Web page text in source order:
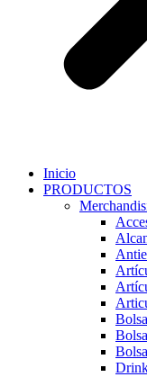
Inicio
PRODUCTOS